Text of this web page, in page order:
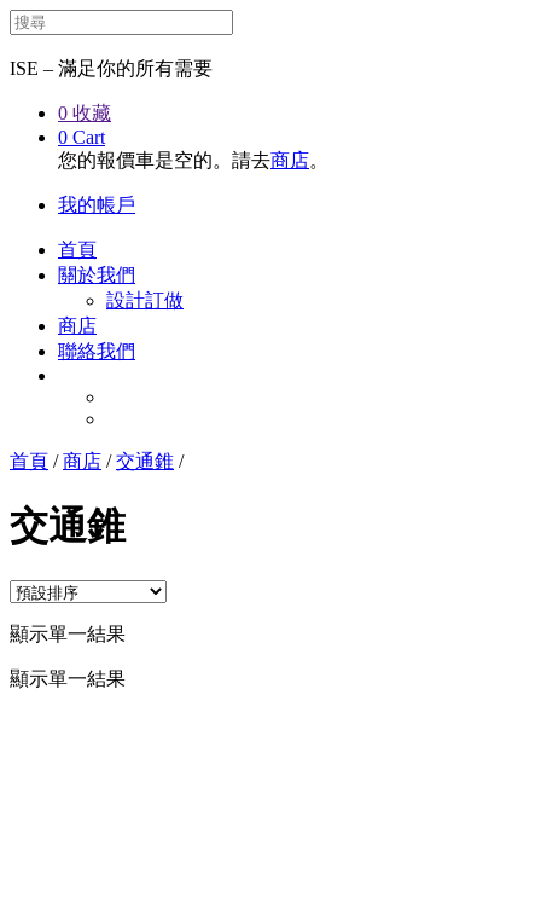
ISE – 滿足你的所有需要
0 收藏
0 Cart
您的報價車是空的。請去商店。
我的帳戶
首頁
關於我們
設計訂做
商店
聯絡我們
首頁 /商店 /交通錐 /
交通錐
顯示單一結果
顯示單一結果